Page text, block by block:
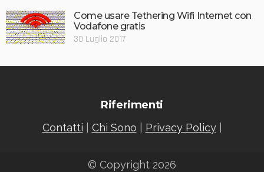
Come usare Tethering Wifi Internet con
Vodafone gratis
30 Luglio 2017
Riferimenti
Contatti Chi Sono Privacy Policy|
© Copyright 2026